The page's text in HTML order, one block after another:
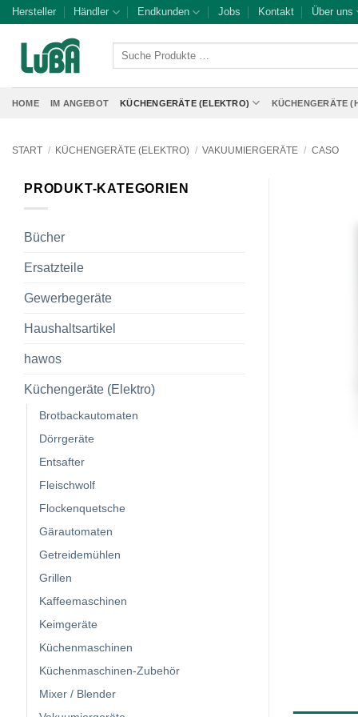
Zum
springen
Hersteller Händler Endkunden Jobs Kontakt Über uns
Suche
HOME IM ANGEBOT KÜCHENGERÄTE (ELEKTRO) KÜCHENGERÄTE
START / KÜCHENGERÄTE (ELEKTRO) / VAKUUMIERGERÄTE / CASO
PRODUKT-KATEGORIEN
Bücher
Ersatzteile
Gewerbegeräte
Haushaltsartikel
hawos
Küchengeräte (Elektro)
Brotbackautomaten
Dörrgeräte
Entsafter
Fleischwolf
Flockenquetsche
Gärautomaten
Getreidemühlen
Grillen
Kaffeemaschinen
Keimgeräte
Küchenmaschinen
Küchenmaschinen-Zubehör
Mixer / Blender